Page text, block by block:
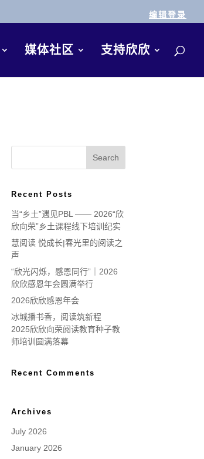
编辑登录
媒体社区 支持欣欣
Recent Posts
当“乡土”遇见PBL —— 2026“欣
欣向荣”乡土课程线下培训纪实
慧阅读 悦成长|春光里的阅读之
声
“欣光闪烁，感恩同行”｜2026
欣欣感恩年会圆满举行
2026欣欣感恩年会
冰城播书香，阅读筑新程
2025欣欣向荣阅读教育种子教
师培训圆满落幕
Recent Comments
Archives
July 2026
January 2026